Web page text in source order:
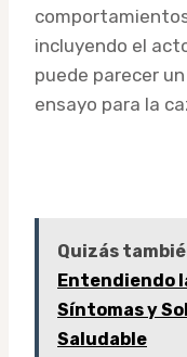
incluyendo el
puede parecer
ensayo para la
Quizás
Entendiendo
Síntomas y
Saludable